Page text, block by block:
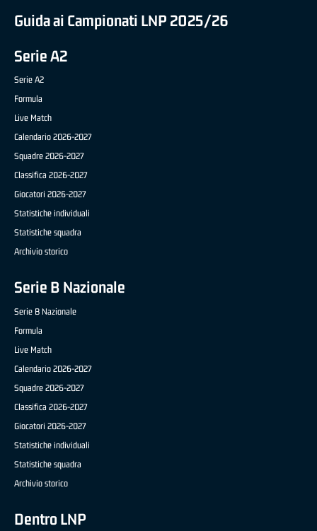
Guida ai Campionati LNP 2025/26
Serie A2
Serie A2
Formula
Live Match
Calendario 2026-2027
Squadre 2026-2027
Classifica 2026-2027
Giocatori 2026-2027
Statistiche individuali
Statistiche squadra
Archivio storico
Serie B Nazionale
Serie B Nazionale
Formula
Live Match
Calendario 2026-2027
Squadre 2026-2027
Classifica 2026-2027
Giocatori 2026-2027
Statistiche individuali
Statistiche squadra
Archivio storico
Dentro LNP